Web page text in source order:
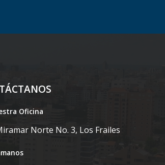
Oficina
Norte No. 3, Los Frailes